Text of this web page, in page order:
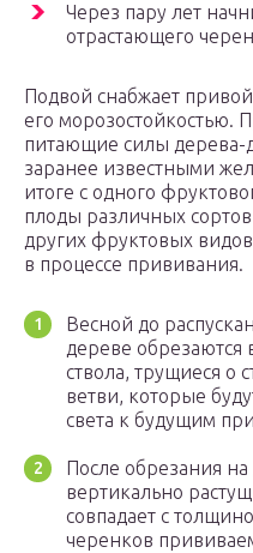
Через пару лет
отрастающего
Подвой снабжает
его морозостойкостью.
питающие силы дерева-
заранее известными
итоге с одного
плоды различных
других фруктовых
в процессе прививания.
Весной до
дереве обрезаются
ствола, трущиеся о
ветви, которые
света к будущим
После обрезания
вертикально
совпадает с
черенков